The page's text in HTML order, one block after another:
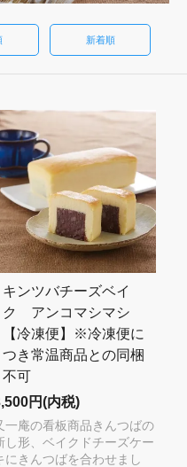
新着順
キンツバチーズベイ
ク アンコマシマシ
【冷凍便】※冷凍便に
つき常温商品との同梱
不可
円(内税)
一庵の看板商品きんつばの
し形、ベイクドチーズケー
にきんつばを合わせまし